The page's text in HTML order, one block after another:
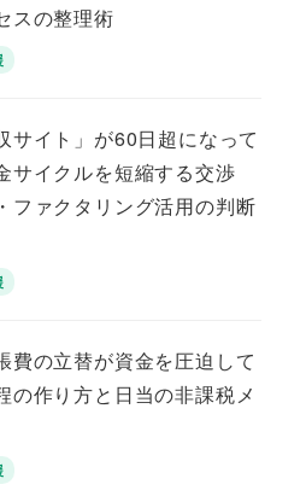
スの整理術
サイト」が60日超になって
イクルを短縮する交渉
ファクタリング活用の判断
費の立替が資金を圧迫して
の作り方と日当の非課税メ